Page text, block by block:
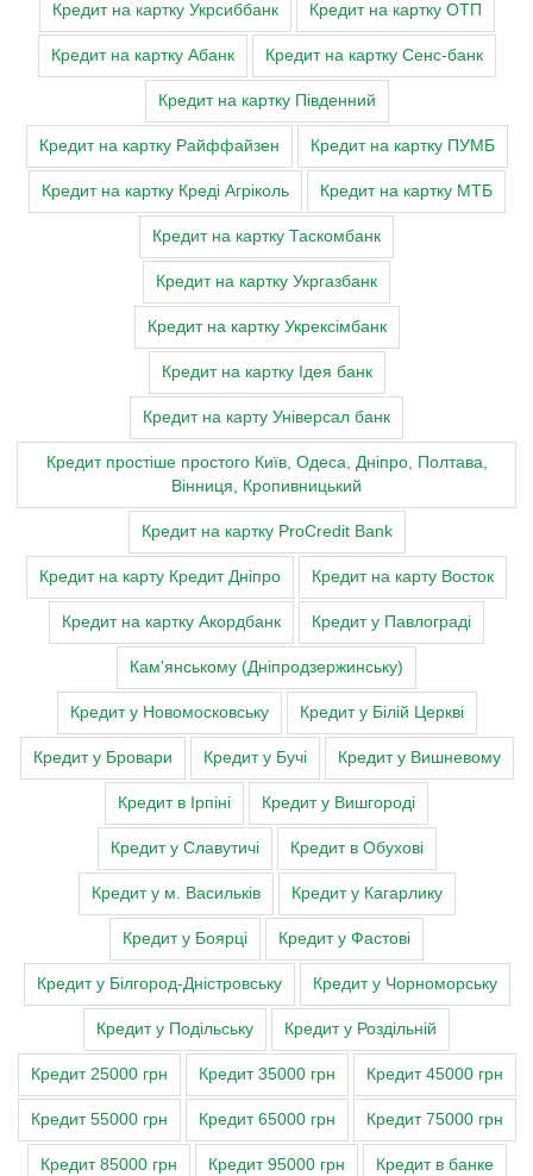
Кредит на картку Укрсиббанк Кредит на картку ОТП
Кредит на картку Абанк Кредит на картку Сенс-банк
Кредит на картку Південний
Кредит на картку Райффайзен Кредит на картку ПУМБ
Кредит на картку Креді Агріколь Кредит на картку МТБ
Кредит на картку Таскомбанк
Кредит на картку Укргазбанк
Кредит на картку Укрексімбанк
Кредит на картку Ідея банк
Кредит на карту Універсал банк
Кредит простіше простого Київ, Одеса, Дніпро, Полтава,
Вінниця, Кропивницький
Кредит на картку ProCredit Bank
Кредит на карту Кредит Дніпро Кредит на карту Восток
Кредит на картку Акордбанк Кредит у Павлограді
Кам'янському (Дніпродзержинську)
Кредит у Новомосковську Кредит у Білій Церкві
Кредит у Бровари Кредит у Бучі Кредит у Вишневому
Кредит в Ірпіні Кредит у Вишгороді
Кредит у Славутичі Кредит в Обухові
Кредит у м. Васильків Кредит у Кагарлику
Кредит у Боярці Кредит у Фастові
Кредит у Білгород-Дністровську Кредит у Чорноморську
Кредит у Подільську Кредит у Роздільній
Кредит 25000 грн Кредит 35000 грн Кредит 45000 грн
Кредит 55000 грн Кредит 65000 грн Кредит 75000 грн
Кредит 85000 грн Кредит 95000 грн Кредит в банке